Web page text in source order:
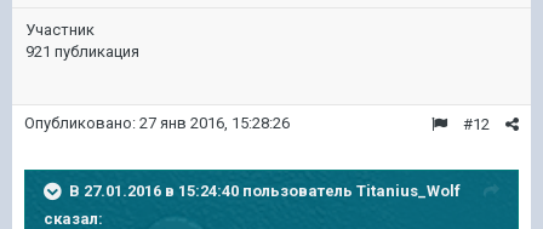
Участник
921 публикация
#12
Опубликовано: 27 янв 2016, 15:28:26
В 27.01.2016 в 15:24:40 пользователь Titanius_Wolf
сказал: